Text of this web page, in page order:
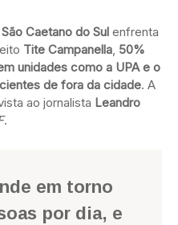
São Caetano do Sul enfrenta
Tite Campanella, 50%
unidades como a UPA e o
de fora da cidade. A
ao jornalista Leandro
.
em torno
por dia, e